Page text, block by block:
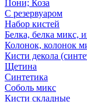
Пони; Коза
С резервуаром
Набор кистей
Белка, белка микс,
Колонок, колонок
Кисти декола
Щетина
Синтетика
Соболь микс
Кисти складные